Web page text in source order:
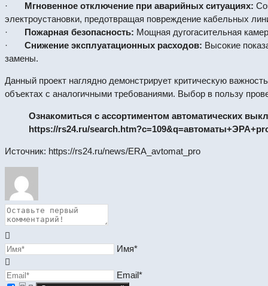
·
Мгновенное отключение при аварийных ситуациях:
электроустановки, предотвращая повреждение кабельных
·
Пожарная безопасность: Мощная дугогасительная
· Снижение эксплуатационных расходов: Высокие
замены.
Данный проект наглядно демонстрирует критическую
объектах с аналогичными требованиями. Выбор в пользу
Ознакомиться с ассортиментом автоматических
https://rs24.ru/
Источник: https://rs24.ru/news/ERA_avtomat_pro
Имя*
Email*